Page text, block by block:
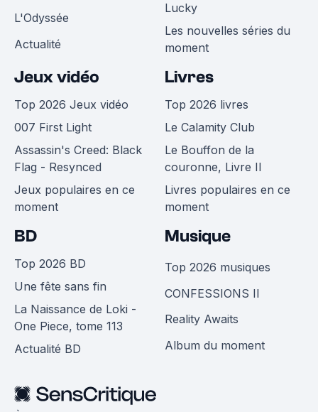
L'Odyssée
Actualité
Lucky
Les nouvelles séries du
moment
Jeux vidéo
Top 2026 Jeux vidéo
007 First Light
Assassin's Creed: Black
Flag - Resynced
Jeux populaires en ce
moment
Livres
Top 2026 livres
Le Calamity Club
Le Bouffon de la
couronne, Livre II
Livres populaires en ce
moment
BD
Top 2026 BD
Une fête sans fin
La Naissance de Loki -
One Piece, tome 113
Actualité BD
Musique
Top 2026 musiques
CONFESSIONS II
Reality Awaits
Album du moment